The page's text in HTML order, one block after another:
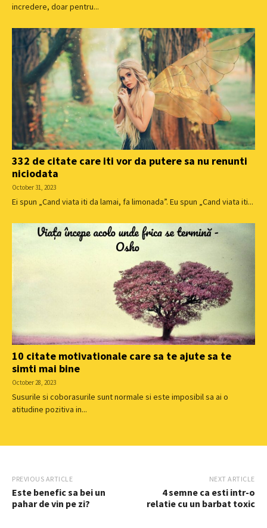
incredere, doar pentru...
332 de citate care iti vor da putere sa nu renunti
niciodata
October 31, 2023
Ei spun „Cand viata iti da lamai, fa limonada”. Eu spun „Cand viata iti...
10 citate motivationale care sa te ajute sa te
simti mai bine
October 28, 2023
Susurile si coborasurile sunt normale si este imposibil sa ai o
atitudine pozitiva in...
PREVIOUS ARTICLE
Este benefic sa bei un
pahar de vin pe zi?
NEXT ARTICLE
4 semne ca esti intr-o
relatie cu un barbat toxic